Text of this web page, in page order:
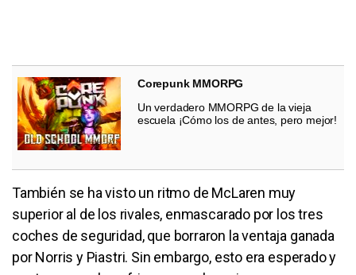
Corepunk MMORPG
Un verdadero MMORPG de la vieja
escuela ¡Cómo los de antes, pero mejor!
También se ha visto un ritmo de McLaren muy
superior al de los rivales, enmascarado por los tres
coches de seguridad, que borraron la ventaja ganada
por Norris y Piastri. Sin embargo, esto era esperado y